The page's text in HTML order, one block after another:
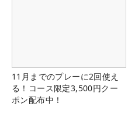
11月までのプレーに2回使え
る！コース限定3,500円クー
ポン配布中！